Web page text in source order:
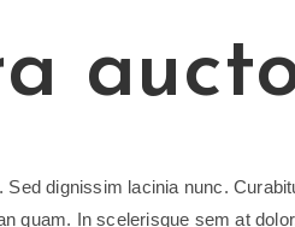
Sed dignissim lacinia nunc.
quam. In scelerisque sem at